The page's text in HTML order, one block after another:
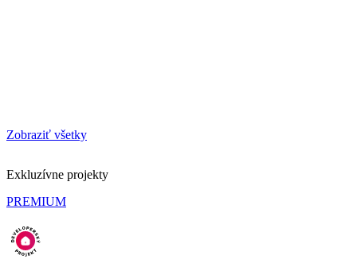
Zobraziť všetky
Exkluzívne projekty
PREMIUM